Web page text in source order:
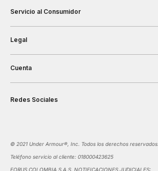
Servicio al Consumidor
Legal
Cuenta
Redes Sociales
©️ 2021 Under Armour®️, Inc. Todos los derechos reservados.
Teléfono servicio al cliente: 018000423625
FORUS COLOMBIA S.A.S. NOTIFICACIONES JUDICIALES: